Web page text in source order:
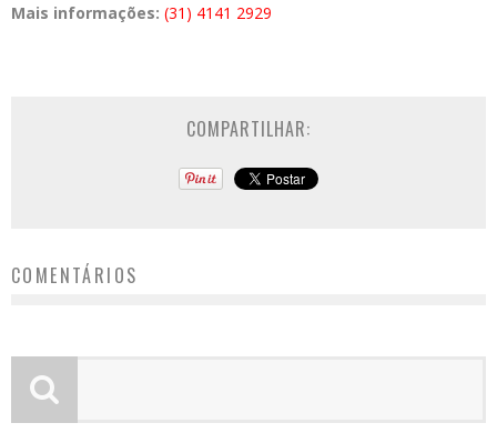
Mais informações: (31) 4141 2929
COMPARTILHAR:
COMENTÁRIOS